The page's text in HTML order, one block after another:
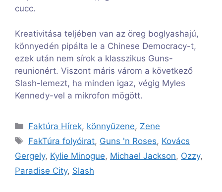
cucc.
Kreativitása teljében van az öreg boglyashajú,
könnyedén pipálta le a Chinese Democracy-t,
ezek után nem sírok a klasszikus Guns-
reunionért. Viszont máris várom a következő
Slash-lemezt, ha minden igaz, végig Myles
Kennedy-vel a mikrofon mögött.
Kategória
Faktúra Hírek, könnyűzene, Zene
Címkék
FakTúra folyóirat, Guns 'n Roses, Kovács
Gergely, Kylie Minogue, Michael Jackson, Ozzy,
Paradise City, Slash